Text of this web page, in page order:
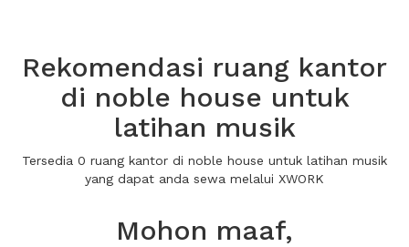
Rekomendasi ruang kantor
di noble house untuk
latihan musik
Tersedia 0 ruang kantor di noble house untuk latihan musik
yang dapat anda sewa melalui XWORK
Mohon maaf,